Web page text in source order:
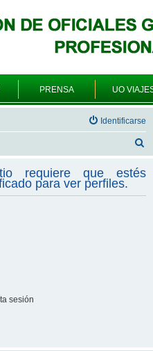
PRENSA UO
Identificarse
s
c
requiere que estés
para ver perfiles.
sesión